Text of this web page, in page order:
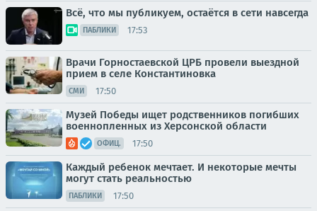
Всё, что мы публикуем, остаётся в сети навсегда
ПАБЛИКИ 17:53
Врачи Горностаевской ЦРБ провели выездной
прием в селе Константиновка
СМИ 17:50
Музей Победы ищет родственников погибших
военнопленных из Херсонской области
ОФИЦ. 17:50
Каждый ребенок мечтает. И некоторые мечты
могут стать реальностью
ПАБЛИКИ 17:50